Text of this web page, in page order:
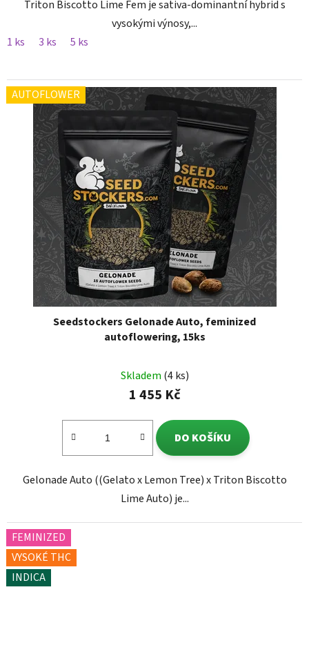
Triton Biscotto Lime Fem je sativa-dominantní hybrid s
vysokými výnosy,...
1 ks
3 ks 5 ks
AUTOFLOWER
Seedstockers Gelonade Auto, feminized
autoflowering, 15ks
Skladem (4 ks)
1 455 Kč
DO KOŠÍKU
Gelonade Auto ((Gelato x Lemon Tree) x Triton Biscotto
Lime Auto) je...
FEMINIZED
VYSOKÉ THC
INDICA